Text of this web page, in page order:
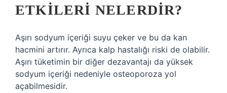
ETKILERI NELERDIR?
Aşırı sodyum içeriği suyu çeker ve bu da kan
hacmini artırır. Ayrıca kalp hastalığı riski de olabilir.
Aşırı tüketimin bir diğer dezavantajı da yüksek
sodyum içeriği nedeniyle osteoporoza yol
açabilmesidir.